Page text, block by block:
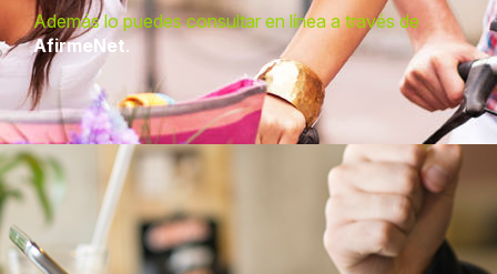
Además lo puedes consultar en línea a través de
AfirmeNet.